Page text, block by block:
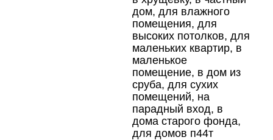
дом, для влажного
помещения, для
высоких потолков, для
маленьких квартир, в
маленькое
помещение, в дом из
сруба, для сухих
помещений, на
парадный вход, в
дома старого фонда,
для домов п44т